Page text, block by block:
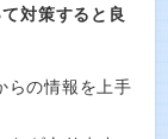
対策すると良
らの情報を上手